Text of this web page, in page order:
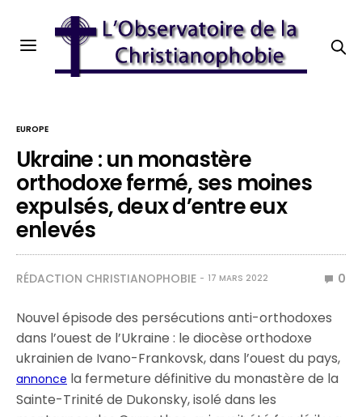
EUROPE
Ukraine : un monastère
orthodoxe fermé, ses moines
expulsés, deux d’entre eux
enlevés
RÉDACTION CHRISTIANOPHOBIE 17 MARS 2022 0
Nouvel épisode des persécutions anti-orthodoxes
dans l’ouest de l’Ukraine : le diocèse orthodoxe
ukrainien de Ivano-Frankovsk, dans l’ouest du pays,
annonce la fermeture définitive du monastère de la
Sainte-Trinité de Dukonsky, isolé dans les